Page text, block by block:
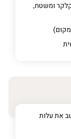
קלקר ומשטח,
מקום)
את עלות